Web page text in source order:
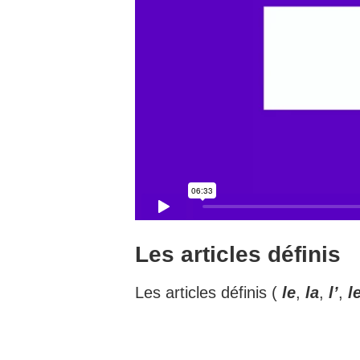
Les articles définis
Les articles définis ( le, la, l’,